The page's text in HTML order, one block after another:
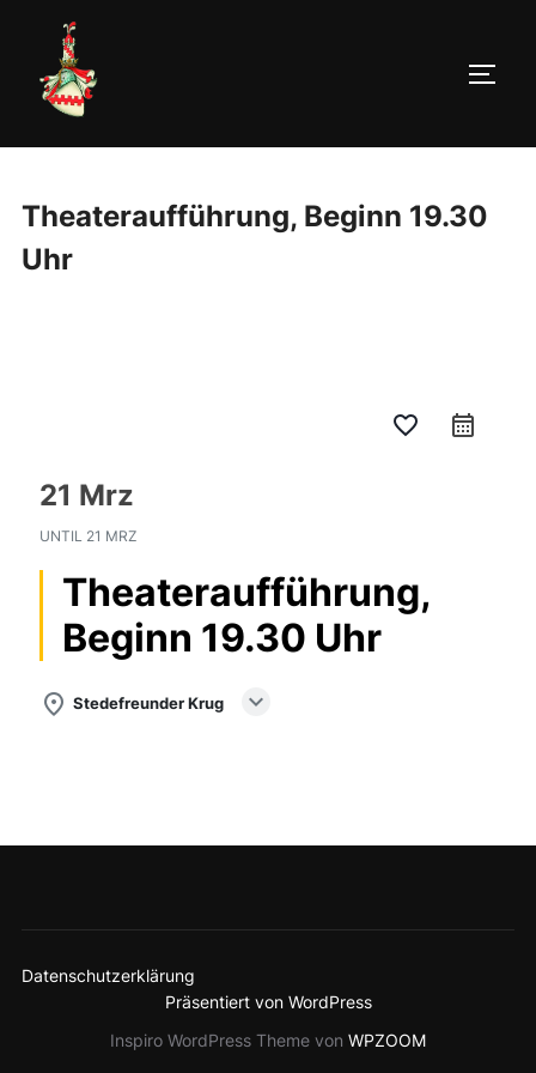
springen
Theateraufführung, Beginn 19.30
Uhr
favorite_border calendar_month
21 Mrz
UNTIL 21 MRZ
Theateraufführung,
Beginn 19.30 Uhr
place Stedefreunder Krug expand_more
Datenschutzerklärung
Präsentiert von WordPress
Inspiro WordPress Theme von WPZOOM